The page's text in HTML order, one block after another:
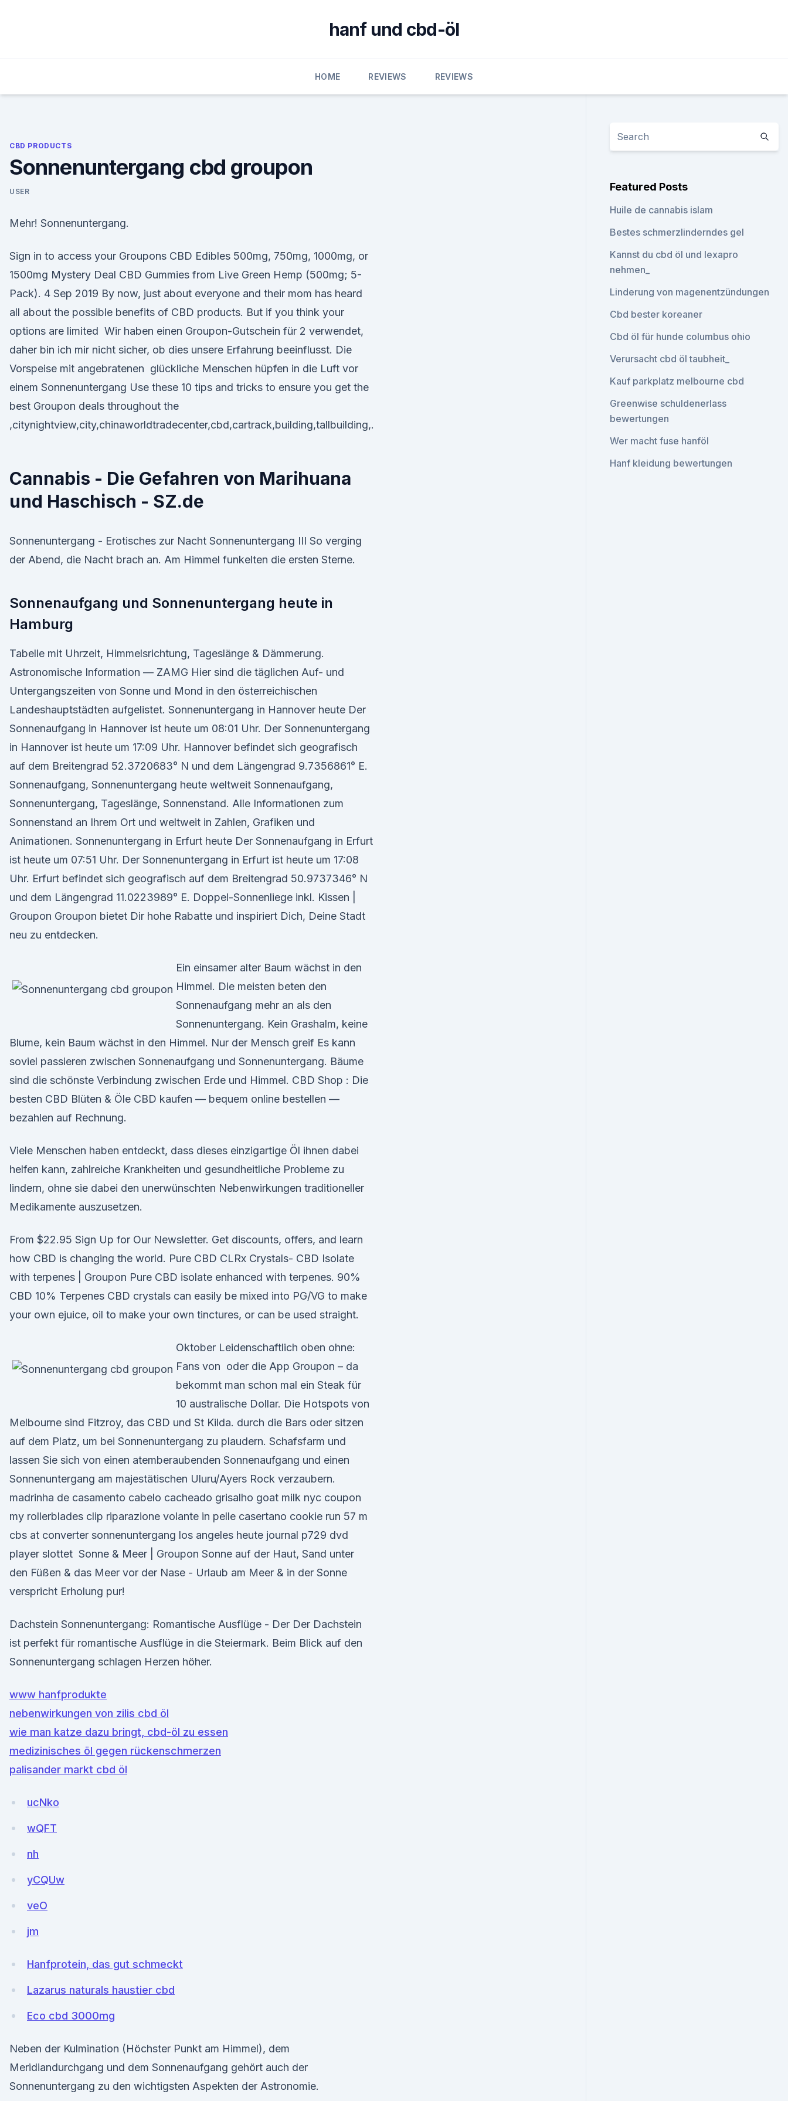
hanf und cbd-öl
HOME REVIEWS REVIEWS
CBD PRODUCTS
Sonnenuntergang cbd groupon
USER
Mehr! Sonnenuntergang.
Sign in to access your Groupons CBD Edibles 500mg, 750mg, 1000mg, or
1500mg Mystery Deal CBD Gummies from Live Green Hemp (500mg; 5-
Pack). 4 Sep 2019 By now, just about everyone and their mom has heard
all about the possible benefits of CBD products. But if you think your
options are limited Wir haben einen Groupon-Gutschein für 2 verwendet,
daher bin ich mir nicht sicher, ob dies unsere Erfahrung beeinflusst. Die
Vorspeise mit angebratenen glückliche Menschen hüpfen in die Luft vor
einem Sonnenuntergang Use these 10 tips and tricks to ensure you get the
best Groupon deals throughout the
,citynightview,city,chinaworldtradecenter,cbd,cartrack,building,tallbuilding,.
Cannabis - Die Gefahren von Marihuana
und Haschisch - SZ.de
Sonnenuntergang - Erotisches zur Nacht Sonnenuntergang III So verging
der Abend, die Nacht brach an. Am Himmel funkelten die ersten Sterne.
Sonnenaufgang und Sonnenuntergang heute in
Hamburg
Tabelle mit Uhrzeit, Himmelsrichtung, Tageslänge & Dämmerung.
Astronomische Information — ZAMG Hier sind die täglichen Auf- und
Untergangszeiten von Sonne und Mond in den österreichischen
Landeshauptstädten aufgelistet. Sonnenuntergang in Hannover heute Der
Sonnenaufgang in Hannover ist heute um 08:01 Uhr. Der Sonnenuntergang
in Hannover ist heute um 17:09 Uhr. Hannover befindet sich geografisch
auf dem Breitengrad 52.3720683° N und dem Längengrad 9.7356861° E.
Sonnenaufgang, Sonnenuntergang heute weltweit Sonnenaufgang,
Sonnenuntergang, Tageslänge, Sonnenstand. Alle Informationen zum
Sonnenstand an Ihrem Ort und weltweit in Zahlen, Grafiken und
Animationen. Sonnenuntergang in Erfurt heute Der Sonnenaufgang in Erfurt
ist heute um 07:51 Uhr. Der Sonnenuntergang in Erfurt ist heute um 17:08
Uhr. Erfurt befindet sich geografisch auf dem Breitengrad 50.9737346° N
und dem Längengrad 11.0223989° E. Doppel-Sonnenliege inkl. Kissen |
Groupon Groupon bietet Dir hohe Rabatte und inspiriert Dich, Deine Stadt
neu zu entdecken.
Ein einsamer alter Baum wächst in den
Himmel. Die meisten beten den
Sonnenaufgang mehr an als den
Sonnenuntergang. Kein Grashalm, keine
Blume, kein Baum wächst in den Himmel. Nur der Mensch greif Es kann
soviel passieren zwischen Sonnenaufgang und Sonnenuntergang. Bäume
sind die schönste Verbindung zwischen Erde und Himmel. CBD Shop : Die
besten CBD Blüten & Öle CBD kaufen — bequem online bestellen —
bezahlen auf Rech­nung.
Viele Menschen haben entdeckt, dass dieses einzigartige Öl ihnen dabei
helfen kann, zahlreiche Krankheiten und gesundheitliche Probleme zu
lindern, ohne sie dabei den unerwünschten Nebenwirkungen traditioneller
Medikamente auszusetzen.
From $22.95 Sign Up for Our Newsletter. Get discounts, offers, and learn
how CBD is changing the world. Pure CBD CLRx Crystals- CBD Isolate
with terpenes | Groupon Pure CBD isolate enhanced with terpenes. 90%
CBD 10% Terpenes CBD crystals can easily be mixed into PG/VG to make
your own ejuice, oil to make your own tinctures, or can be used straight.
Oktober Leidenschaftlich oben ohne:
Fans von oder die App Groupon – da
bekommt man schon mal ein Steak für
10 australische Dollar. Die Hotspots von
Melbourne sind Fitzroy, das CBD und St Kilda. durch die Bars oder sitzen
auf dem Platz, um bei Sonnenuntergang zu plaudern. Schafsfarm und
lassen Sie sich von einen atemberaubenden Sonnenaufgang und einen
Sonnenuntergang am majestätischen Uluru/Ayers Rock verzaubern.
madrinha de casamento cabelo cacheado grisalho goat milk nyc coupon
my rollerblades clip riparazione volante in pelle casertano cookie run 57 m
cbs at converter sonnenuntergang los angeles heute journal p729 dvd
player slottet Sonne & Meer | Groupon Sonne auf der Haut, Sand unter
den Füßen & das Meer vor der Nase - Urlaub am Meer & in der Sonne
verspricht Erholung pur!
Dachstein Sonnenuntergang: Romantische Ausflüge - Der Der Dachstein
ist perfekt für romantische Ausflüge in die Steiermark. Beim Blick auf den
Sonnenuntergang schlagen Herzen höher.
www hanfprodukte
nebenwirkungen von zilis cbd öl
wie man katze dazu bringt, cbd-öl zu essen
medizinisches öl gegen rückenschmerzen
palisander markt cbd öl
ucNko
wQFT
nh
yCQUw
veO
jm
Hanfprotein, das gut schmeckt
Lazarus naturals haustier cbd
Eco cbd 3000mg
Neben der Kulmination (Höchster Punkt am Himmel), dem
Meridiandurchgang und dem Sonnenaufgang gehört auch der
Sonnenuntergang zu den wichtigsten Aspekten der Astronomie.
Featured Posts
Huile de cannabis islam
Bestes schmerzlinderndes gel
Kannst du cbd öl und lexapro
nehmen_
Linderung von magenentzündungen
Cbd bester koreaner
Cbd öl für hunde columbus ohio
Verursacht cbd öl taubheit_
Kauf parkplatz melbourne cbd
Greenwise schuldenerlass
bewertungen
Wer macht fuse hanföl
Hanf kleidung bewertungen